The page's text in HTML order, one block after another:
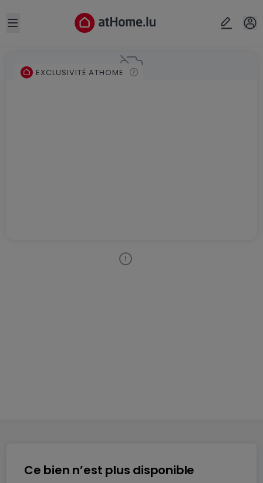
Open sidebar
EXCLUSIVITÉ ATHOME
Ce bien n’est plus disponible